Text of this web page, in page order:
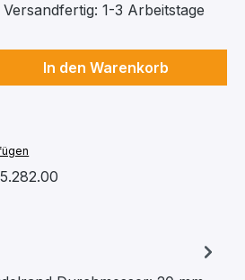
1-3 Arbeitstage
Gib den
In den Warenkorb